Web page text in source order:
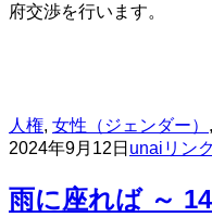
府交渉を行います。
人権, 女性（ジェンダー） ,
2024年9月12日 unai リン
雨に座れば ～